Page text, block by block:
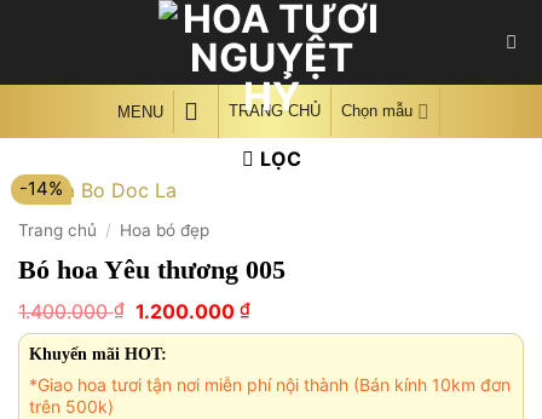
MENU TRANG CHỦ Chọn mẫu
LỌC
-14%
Trang chủ / Hoa bó đẹp
Bó hoa Yêu thương 005
1.400.000₫ Giá
gốc
là:
1.400.000 ₫.
1.200.000 ₫Giá
hiện
1.200.000 ₫.
Khuyến mãi HOT:
*Giao hoa tươi tận nơi miễn phí nội thành (Bán kính 10km đơn
trên 500k)